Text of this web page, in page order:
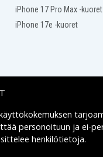
iPhone 17 Pro Max -kuoret
iPhone 17e -kuoret
personoituun ja ei-
henkilötietoja.